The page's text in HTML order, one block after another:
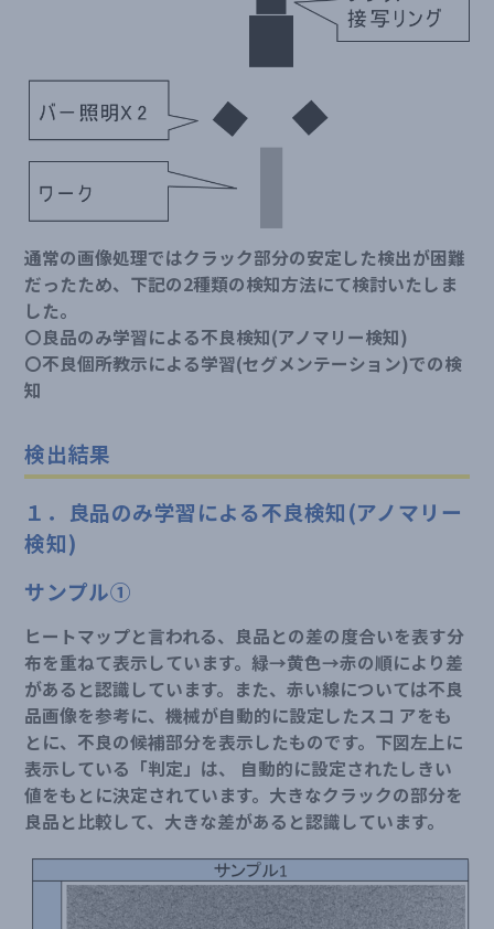
通常の画像処理ではクラック部分の安定した検出が困難
だったため、下記の2種類の検知方法にて検討いたしま
した。
〇良品のみ学習による不良検知(アノマリー検知)
〇不良個所教示による学習(セグメンテーション)での検
知
検出結果
１．良品のみ学習による不良検知(アノマリー
検知)
サンプル①
ヒートマップと言われる、良品との差の度合いを表す分
布を重ねて表示しています。緑→黄色→赤の順により差
があると認識しています。また、赤い線については不良
品画像を参考に、機械が自動的に設定したスコ アをも
とに、不良の候補部分を表示したものです。下図左上に
表示している「判定」は、 自動的に設定されたしきい
値をもとに決定されています。大きなクラックの部分を
良品と比較して、大きな差があると認識しています。